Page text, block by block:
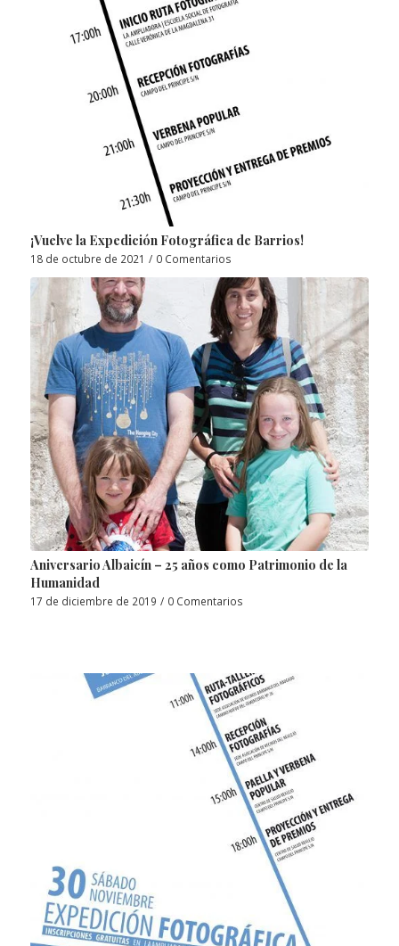
¡Vuelve la Expedición Fotográfica de Barrios!
18 de octubre de 2021 / 0 Comentarios
Aniversario Albaicín – 25 años como Patrimonio de la
Humanidad
17 de diciembre de 2019 / 0 Comentarios